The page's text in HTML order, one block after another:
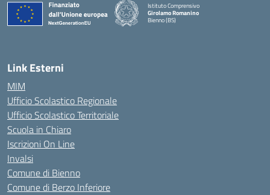
Istituto Comprensivo
Girolamo Romanino
Bienno (BS)
Link Esterni
MIM
Ufficio Scolastico Regionale
Ufficio Scolastico Territoriale
Scuola in Chiaro
Iscrizioni On Line
Invalsi
Comune di Bienno
Comune di Berzo Inferiore